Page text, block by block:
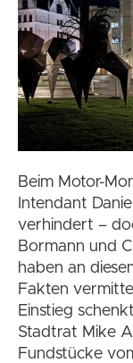
Beim Motor-
Intendant
verhindert –
Bormann und
haben an
Fakten
Einstieg
Stadtrat Mike
Fundstücke